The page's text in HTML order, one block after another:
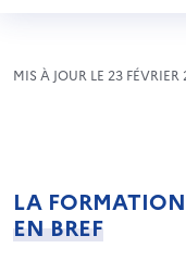
MIS À JOUR LE 23 FÉVRIER
LA FORMATION
EN BREF